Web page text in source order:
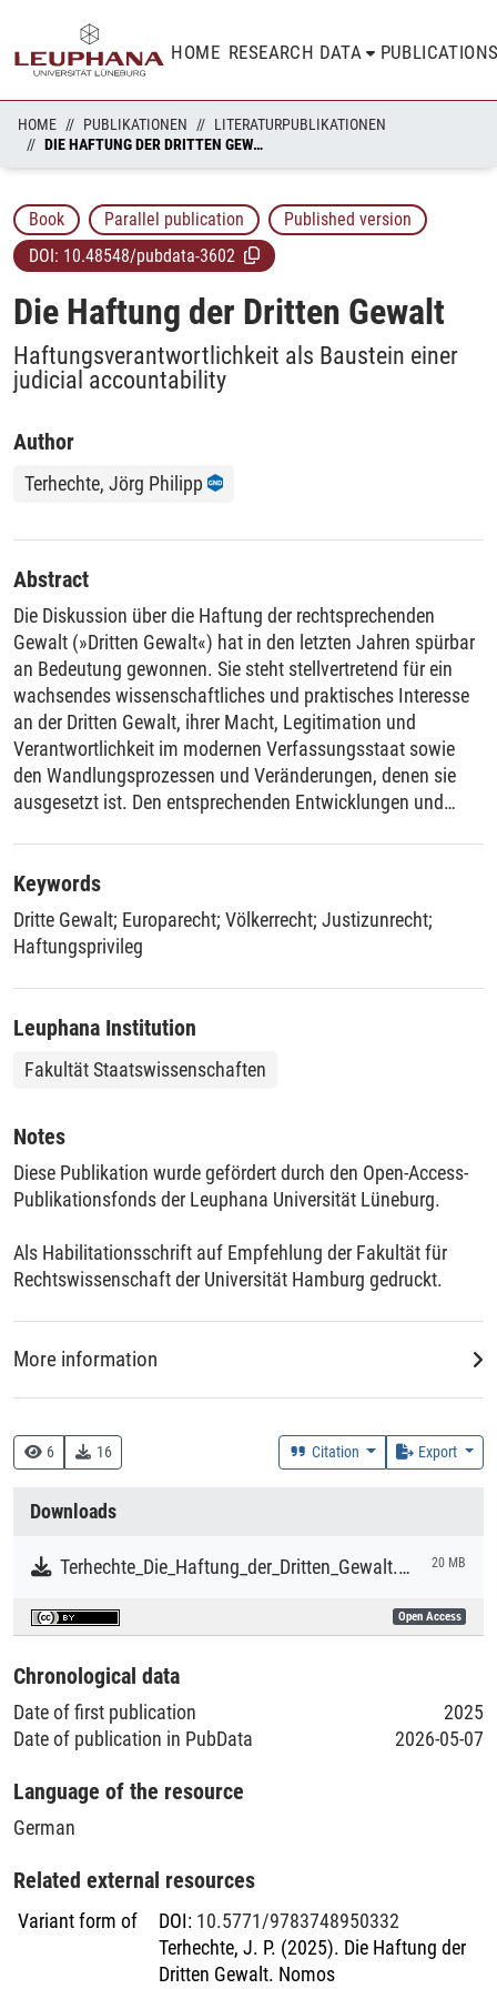
HOME RESEARCH DATA
HOME PUBLIKATIONEN
LITERATURPUBLIKATIONEN
DIE HAFTUNG DER DRITTEN GEWALT
Book Parallel publication
Published version
DOI: 10.48548/pubdata-3602
Die Haftung der Dritten Gewalt
Haftungsverantwortlichkeit als Baustein einer
judicial accountability
6 16 Citation Export
Downloads
Terhechte_Die_Haftung_der_Dritten_Gewalt.pdf 20 MB
Open Access
Chronological data
Date of first publication
2025
Date of publication in PubData
2026-05-07
Language of the resource
German
Related external resources
Variant form of DOI: 10.5771/9783748950332
Terhechte, J. P. (2025). Die Haftung der
Dritten Gewalt. Nomos
Author
Terhechte, Jörg Philipp
Abstract
Die Diskussion über die Haftung der rechtsprechenden
Gewalt (»Dritten Gewalt«) hat in den letzten Jahren spürbar
an Bedeutung gewonnen. Sie steht stellvertretend für ein
wachsendes wissenschaftliches und praktisches Interesse
an der Dritten Gewalt, ihrer Macht, Legitimation und
Verantwortlichkeit im modernen Verfassungsstaat sowie
den Wandlungsprozessen und Veränderungen, denen sie
ausgesetzt ist. Den entsprechenden Entwicklungen und
Dritten Gewalt im deutschen, europäischen und
internationalen Recht beleuchten und in ein umfassendes
Konzept einer judical accountability einbetten. Eine recht
verstandene judicial accountability – so die These dieser
Untersuchung – kann als zusätzlicher
Legitimationsbaustein der Dritten Gewalt dienen.
Keywords
Dritte Gewalt; Europarecht; Völkerrecht; Justizunrecht;
Haftungsprivileg
Leuphana Institution
Fakultät Staatswissenschaften
Notes
Diese Publikation wurde gefördert durch den Open-Access-
Publikationsfonds der Leuphana Universität Lüneburg.
Als Habilitationsschrift auf Empfehlung der Fakultät für
Rechtswissenschaft der Universität Hamburg gedruckt.
More information
Research
Collections